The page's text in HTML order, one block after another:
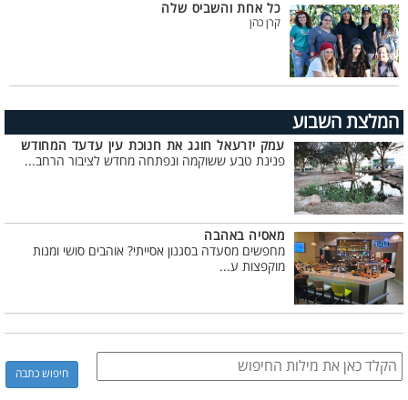
כל אחת והשביס שלה
קרן כהן
המלצת השבוע
עמק יזרעאל חוגג את חנוכת עין עדעד המחודש
פנינת טבע ששוקמה ונפתחה מחדש לציבור הרחב...
מאסיה באהבה
מחפשים מסעדה בסגנון אסייתי? אוהבים סושי ומנות
מוקפצות ע...